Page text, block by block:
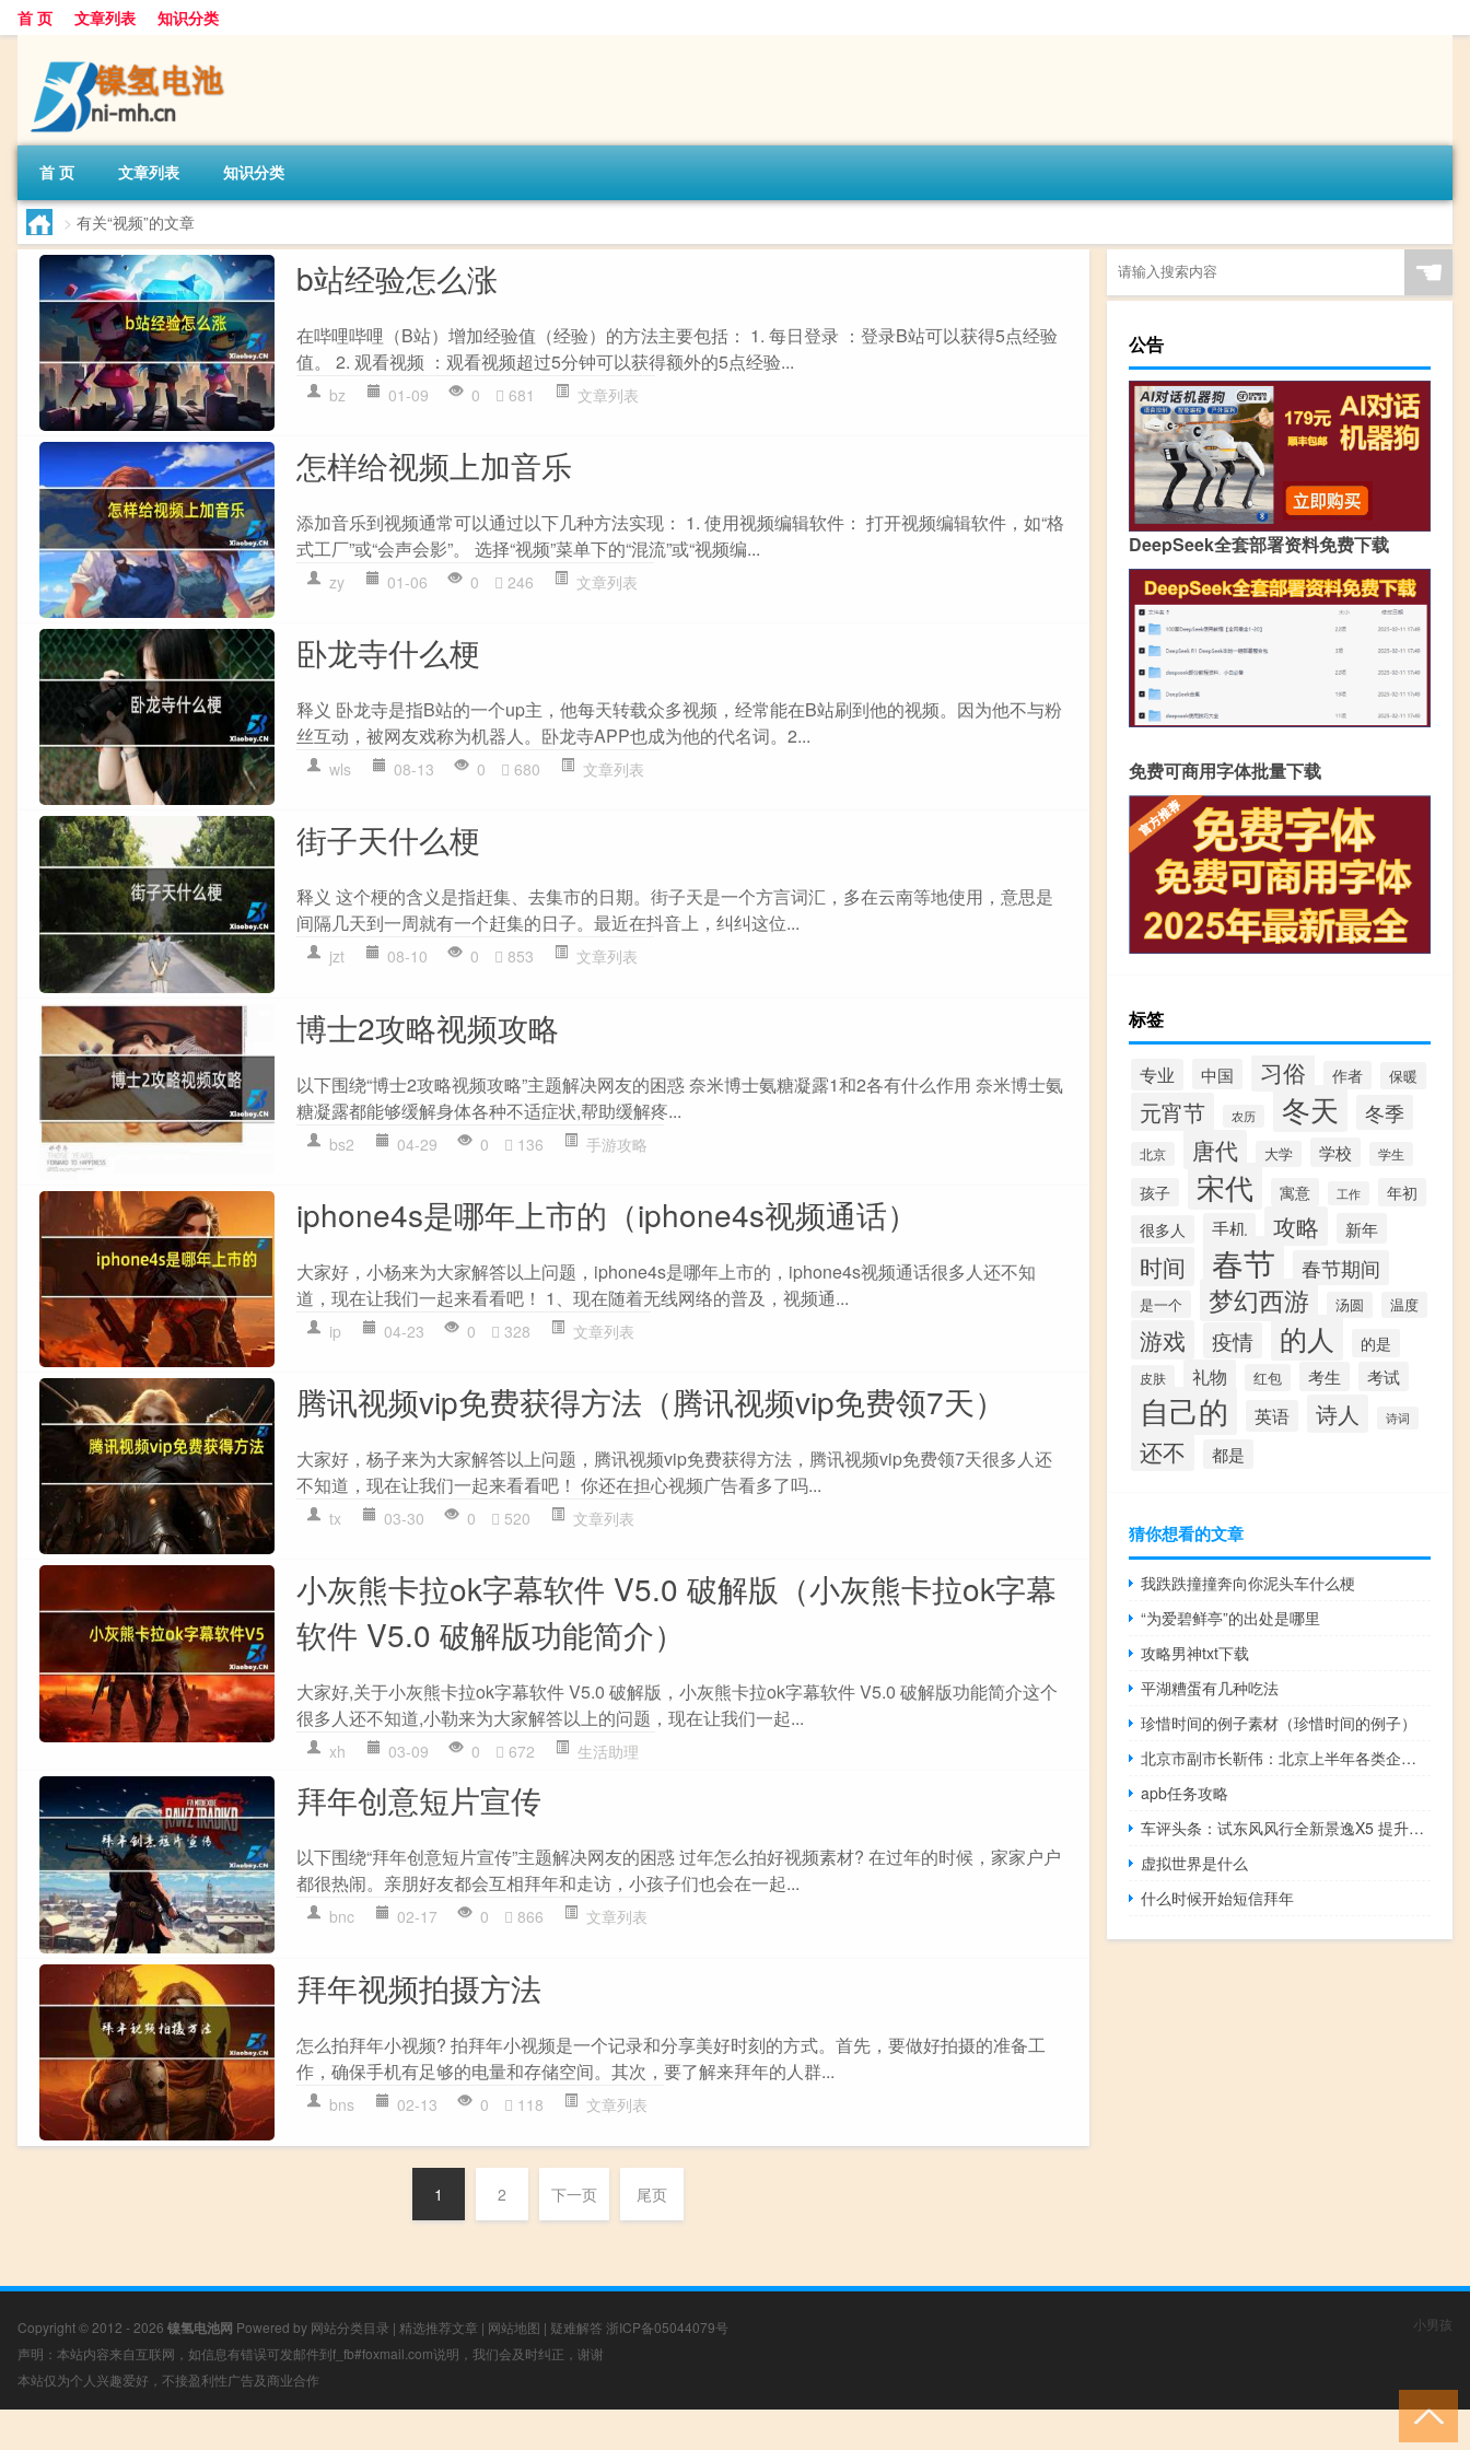
首 页 文章列表 知识分类
首 页 文章列表 知识分类
> 有关“视频”的文章
b站经验怎么涨
在哔哩哔哩（B站）增加经验值（经验）的方法主要包括： 1. 每日登录 ：登录B站可以获得5点经验
值。 2. 观看视频 ：观看视频超过5分钟可以获得额外的5点经验...
bz 01-09 0 681 文章列表
怎样给视频上加音乐
添加音乐到视频通常可以通过以下几种方法实现： 1. 使用视频编辑软件： 打开视频编辑软件，如“格
式工厂”或“会声会影”。 选择“视频”菜单下的“混流”或“视频编...
zy 01-06 0 246 文章列表
卧龙寺什么梗
释义 卧龙寺是指B站的一个up主，他每天转载众多视频，经常能在B站刷到他的视频。因为他不与粉
丝互动，被网友戏称为机器人。卧龙寺APP也成为他的代名词。2...
wls 08-13 0 680 文章列表
街子天什么梗
释义 这个梗的含义是指赶集、去集市的日期。街子天是一个方言词汇，多在云南等地使用，意思是
间隔几天到一周就有一个赶集的日子。最近在抖音上，纠纠这位...
jzt 08-10 0 853 文章列表
博士2攻略视频攻略
以下围绕“博士2攻略视频攻略”主题解决网友的困惑 奈米博士氨糖凝露1和2各有什么作用 奈米博士氨
糖凝露都能够缓解身体各种不适症状,帮助缓解疼...
bs2 04-29 0 136 手游攻略
iphone4s是哪年上市的（iphone4s视频通话）
大家好，小杨来为大家解答以上问题，iphone4s是哪年上市的，iphone4s视频通话很多人还不知
道，现在让我们一起来看看吧！ 1、现在随着无线网络的普及，视频通...
ip 04-23 0 328 文章列表
腾讯视频vip免费获得方法（腾讯视频vip免费领7天）
大家好，杨子来为大家解答以上问题，腾讯视频vip免费获得方法，腾讯视频vip免费领7天很多人还
不知道，现在让我们一起来看看吧！ 你还在担心视频广告看多了吗...
tx 03-30 0 520 文章列表
小灰熊卡拉ok字幕软件 V5.0 破解版（小灰熊卡拉ok字幕
软件 V5.0 破解版功能简介）
大家好,关于小灰熊卡拉ok字幕软件 V5.0 破解版，小灰熊卡拉ok字幕软件 V5.0 破解版功能简介这个
很多人还不知道,小勒来为大家解答以上的问题，现在让我们一起...
xh 03-09 0 672 生活助理
拜年创意短片宣传
以下围绕“拜年创意短片宣传”主题解决网友的困惑 过年怎么拍好视频素材? 在过年的时候，家家户户
都很热闹。亲朋好友都会互相拜年和走访，小孩子们也会在一起...
bnc 02-17 0 866 文章列表
拜年视频拍摄方法
怎么拍拜年小视频? 拍拜年小视频是一个记录和分享美好时刻的方式。首先，要做好拍摄的准备工
作，确保手机有足够的电量和存储空间。其次，要了解来拜年的人群...
bns 02-13 0 118 文章列表
1 2 下一页 尾页
☚
公告
DeepSeek全套部署资料免费下载
免费可商用字体批量下载
标签
专业 中国 习俗 作者 保暖
元宵节 农历 冬天 冬季
北京 唐代 大学 学校 学生
孩子 宋代 寓意 工作
年初
很多人
手机 攻略 新年
时间 春节 春节期间
是一个 梦幻西游 汤圆 温度
游戏 疫情 的人 的是
皮肤 礼物 红包 考生 考试
自己的 英语 诗人 诗词
还不 都是
猜你想看的文章
我跌跌撞撞奔向你泥头车什么梗
“为爱碧鲜亭”的出处是哪里
攻略男神txt下载
平湖糟蛋有几种吃法
珍惜时间的例子素材（珍惜时间的例子）
北京市副市长靳伟：北京上半年各类企业实现直接融资超5244亿
apb任务攻略
车评头条：试东风风行全新景逸X5 提升不光在外表
虚拟世界是什么
什么时候开始短信拜年
Copyright © 2012 - 2026 镍氢电池网 Powered by 网站分类目录 | 精选推荐文章 | 网站地图 | 疑难解答 浙ICP备05044079号
声明：本站内容来自互联网，如信息有错误可发邮件到f_fb#foxmail.com说明，我们会及时纠正，谢谢
本站仅为个人兴趣爱好，不接盈利性广告及商业合作
小男孩